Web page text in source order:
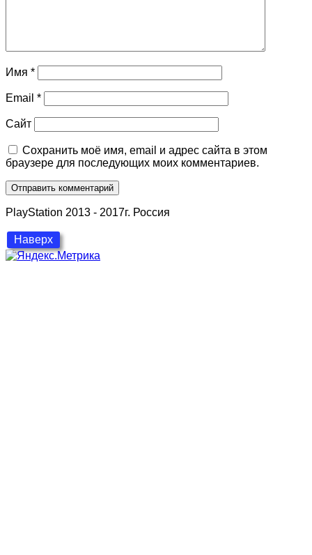
Имя *
Email *
Сайт
Сохранить моё имя, email и адрес сайта в этом
браузере для последующих моих комментариев.
PlayStation 2013 - 2017г. Россия
Наверх